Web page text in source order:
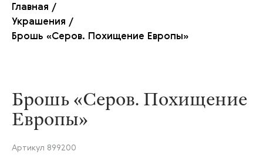
Официальный интернет-магазин
SHOP@TRETYAKOVGALLERY.RU
сувениры
Главная /
Украшения /
Брошь «Серов. Похищение Европы»
Брошь «Серов. Похищение
Европы»
Артикул 899200